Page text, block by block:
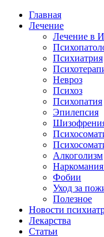
Главная
Лечение
Лечение в
Психиатрия
Невроз
Психоз
Психопатия
Эпилепсия
Алкоголизм
Фобии
Уход за
Полезное
Новости
Лекарства
Статьи